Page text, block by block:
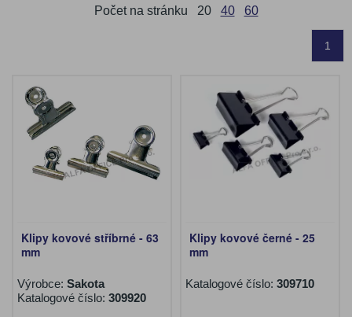
Počet na stránku 20 40 60
1
Klipy kovové stříbrné - 63
mm
Výrobce: Sakota
Katalogové číslo: 309920
Klipy kovové černé - 25
mm
Katalogové číslo: 309710